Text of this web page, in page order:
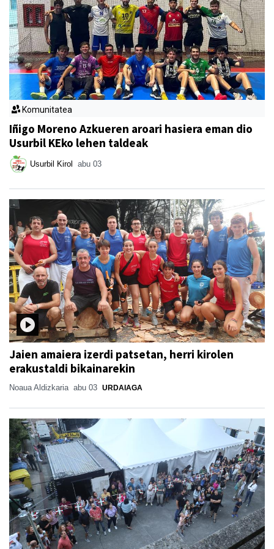
Komunitatea
Iñigo Moreno Azkueren aroari hasiera eman dio
Usurbil KEko lehen taldeak
Usurbil Kirol abu 03
Jaien amaiera izerdi patsetan, herri kirolen
erakustaldi bikainarekin
Noaua Aldizkaria abu 03 URDAIAGA